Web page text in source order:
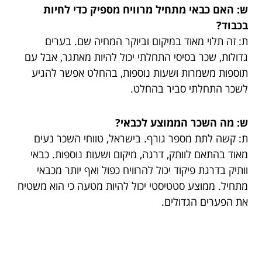
ש: האם כבאי מתחיל מרוויח מספיק כדי לחיות
בכבוד?
ת: זה תלוי מאוד במיקום וביוקר המחיה שם. בערים
גדולות, שכר בסיסי התחלתי יכול להיות מאתגר, אבל עם
תוספות משמרות ושעות נוספות, בהחלט אפשר להגיע
לשכר התחלתי סביר בהחלט.
ש: מה השכר הממוצע לכבאי?
ת: קשה לתת מספר גורף. בישראל, טווחי השכר נעים
מאוד בהתאם לוותק, דרגה, מיקום ושעות נוספות. כבאי
וותיק בדרגת פיקוד יכול להרוויח כפול ואף יותר מכבאי
מתחיל. ממוצע סטטיסטי יכול להיות מטעה כי הוא משטיח
את הפערים הגדולים.